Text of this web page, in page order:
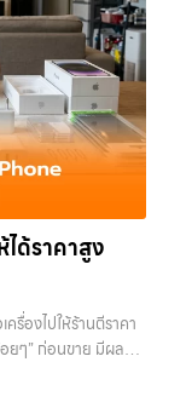
พลี, เกษตรนวมินทร์,
“รับซื้อมือถือใกล้ฉัน”,
“รับซื้อแท็บเล็ต
สูง” — ที่นี่คือคำตอบ
มสะดวกสบายที่เหนือ
มทีมงานที่พร้อม
ชีพ และจ่ายเงินทันที
น ดีกว่า รวดเร็วกว่า
ให้บริการ รับซื้อมือถือ
ง พร้อมจ่ายเงิน
แจ้งวัฒนะ, บางแค,
ที ครอบคลุมพื้นที่
, รามอินทรา และเขต
บเล็ต และอุปกรณ์ไอที
วอาจกลายเป็นของ
นทางเลือกให้คุณ
ได้ทันที ด้วยบริการ รับ
, รับซื้อโน๊ตบุ๊ค, รับซื้อ
งจร ไม่ว่าคุณจะอยู่
รถึงที่ในพื้นที่ “ใกล้
อ.com” เราเข้าใจดี
ย์สินที่มีมูลค่า คุณอาจ
ารประเมินสภาพ
ร่งใส มั่นใจได้ และ
อบคลุมทั้ง iPhone
ด้ราคาสูง
รื่องไปให้ร้านตีราคา
ยๆ” ก่อนขาย มีผลต่อ